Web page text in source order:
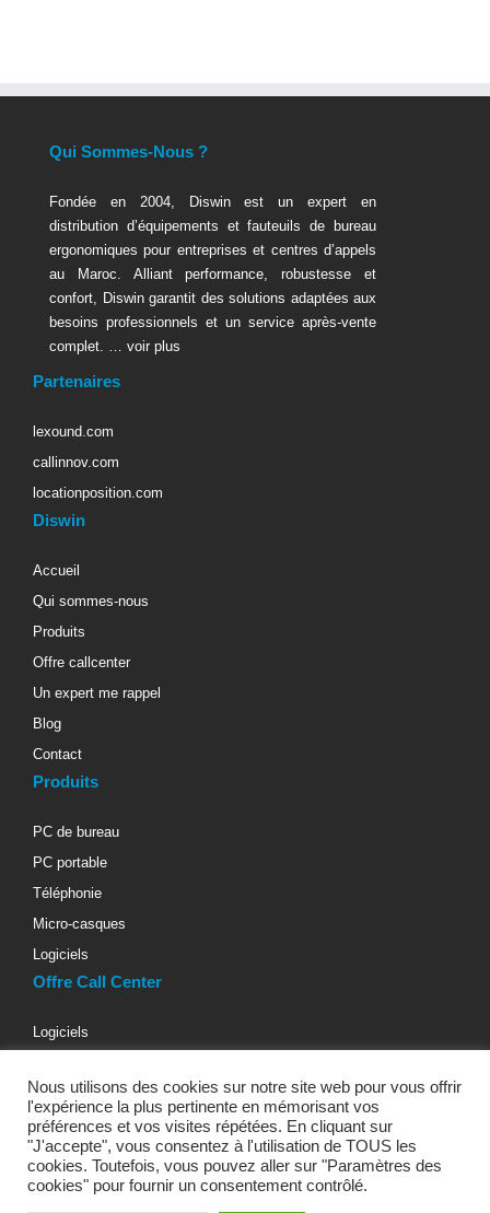
Qui Sommes-Nous ?
Fondée en 2004, Diswin est un expert en
distribution d’équipements et fauteuils de bureau
ergonomiques pour entreprises et centres d’appels
au Maroc. Alliant performance, robustesse et
confort, Diswin garantit des solutions adaptées aux
besoins professionnels et un service après-vente
complet. … voir plus
Partenaires
lexound.com
callinnov.com
locationposition.com
Diswin
Accueil
Qui sommes-nous
Produits
Offre callcenter
Un expert me rappel
Blog
Contact
Produits
PC de bureau
PC portable
Téléphonie
Micro-casques
Logiciels
Offre Call Center
Logiciels
Materiels informatiques
Micro-casques téléphoniques
Bureaux & Fauteuils
Nous utilisons des cookies sur notre site web pour vous offrir
l'expérience la plus pertinente en mémorisant vos
préférences et vos visites répétées. En cliquant sur
"J'accepte", vous consentez à l'utilisation de TOUS les
cookies. Toutefois, vous pouvez aller sur "Paramètres des
cookies" pour fournir un consentement contrôlé.